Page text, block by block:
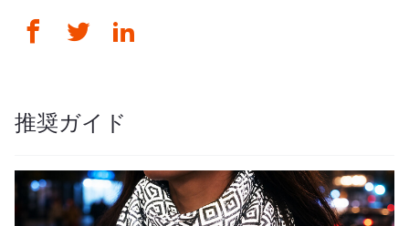
推奨ガイド